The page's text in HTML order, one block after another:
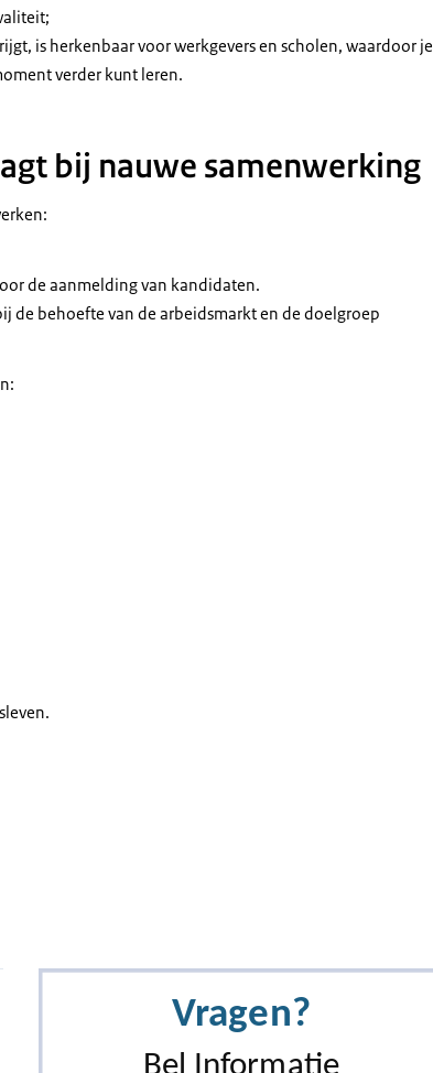
is herkenbaar voor werkgevers en scholen, waardoor je
verder kunt leren.
bij nauwe samenwerking
de aanmelding van kandidaten.
de behoefte van de arbeidsmarkt en de doelgroep